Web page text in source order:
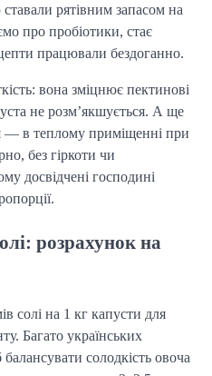
рятівним запасом на
про пробіотики, стає
працювали бездоганно.
вона зміцнює пектинові
не розм’якшується. А ще
— в теплому приміщенні при
без гіркоти чи
досвідчені господині
розрахунок на
солі на 1 кг капусти для
Багато українських
солодкість овоча